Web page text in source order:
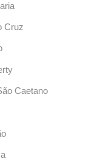
Cruz
Caetano